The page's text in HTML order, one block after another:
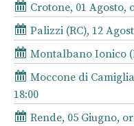
Crotone, 01 Agosto,
Palizzi (RC), 12
Montalbano Ionico
Moccone di
18:00
Rende, 05 Giugno,